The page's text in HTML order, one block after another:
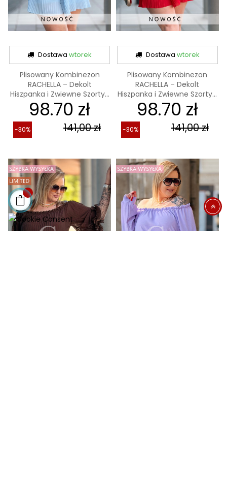
Dostawawtorek
Plisowany Kombinezon
RACHELLA – Dekolt
Hiszpanka i Zwiewne Szorty...
98.70 zł
141,00 zł
-30%
Dostawa wtorek
Plisowany Kombinezon
RACHELLA – Dekolt
Hiszpanka i Zwiewne Szorty...
98.70 zł
141,00 zł
-30%